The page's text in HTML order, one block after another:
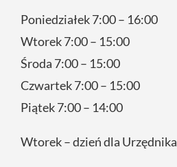
Poniedziałek 7:00 – 16:00
Wtorek 7:00 – 15:00
Środa 7:00 – 15:00
Czwartek 7:00 – 15:00
Piątek 7:00 – 14:00
Wtorek – dzień dla Urzędnika